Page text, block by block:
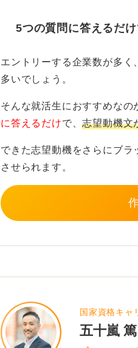
たとえば企業理念・経営理念
去の行動や選択と結び付け
差別化のポイントは、企業研
事実＋自分なりの意味付け
を持たせます。
最後に「この会社で何を実現
す。熱意は具体性からしか伝
5つの質問に答えるだ
エントリーする企業数が多
多いでしょう。
そんな就活生におすすめなの
に答えるだけで、志望動機文
できた志望動機をさらにブ
させられます。
国家資格キャ
五十嵐 篤